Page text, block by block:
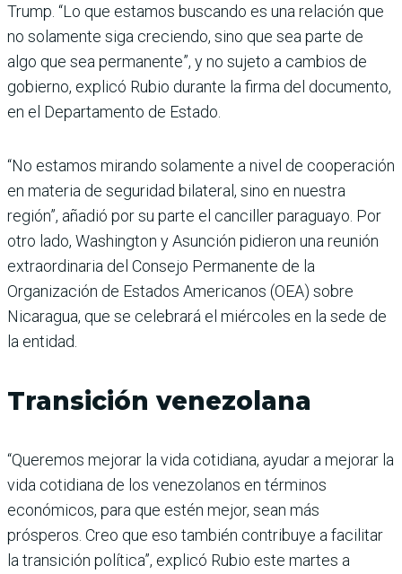
Trump. “Lo que estamos buscando es una relación que
no solamente siga creciendo, sino que sea parte de
algo que sea permanente”, y no sujeto a cambios de
gobierno, explicó Rubio durante la firma del documento,
en el Departamento de Estado.
“No estamos mirando solamente a nivel de cooperación
en materia de seguridad bilateral, sino en nuestra
región”, añadió por su parte el canciller paraguayo. Por
otro lado, Washington y Asunción pidieron una reunión
extraordinaria del Consejo Permanente de la
Organización de Estados Americanos (OEA) sobre
Nicaragua, que se celebrará el miércoles en la sede de
la entidad.
Transición venezolana
“Queremos mejorar la vida cotidiana, ayudar a mejorar la
vida cotidiana de los venezolanos en términos
económicos, para que estén mejor, sean más
prósperos. Creo que eso también contribuye a facilitar
la transición política”, explicó Rubio este martes a